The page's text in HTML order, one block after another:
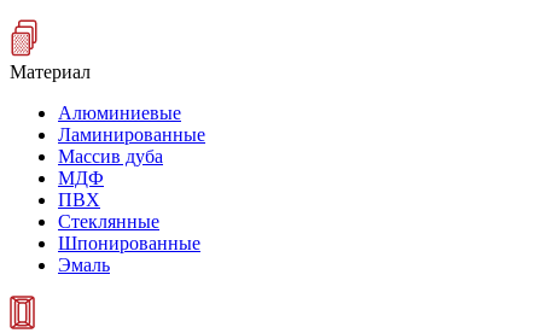
Материал
Алюминиевые
Ламинированные
Массив дуба
МДФ
ПВХ
Стеклянные
Шпонированные
Эмаль